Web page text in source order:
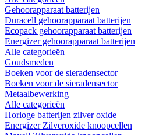
Gehoorapparaat batterijen
Duracell gehoorapparaat batterijen
Ecopack gehoorapparaat batterijen
Energizer gehoorapparaat batterijen
Alle categorieën
Goudsmeden
Boeken voor de sieradensector
Boeken voor de sieradensector
Metaalbewerking
Alle categorieën
Horloge batterijen zilver oxide
Energizer Zilveroxide knoopcellen